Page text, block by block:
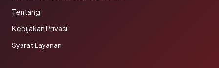
Tentang
Kebijakan Privasi
Syarat Layanan